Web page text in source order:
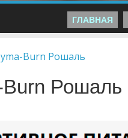
ГЛАВНАЯ
Burn Рошаль
Burn Рошаль